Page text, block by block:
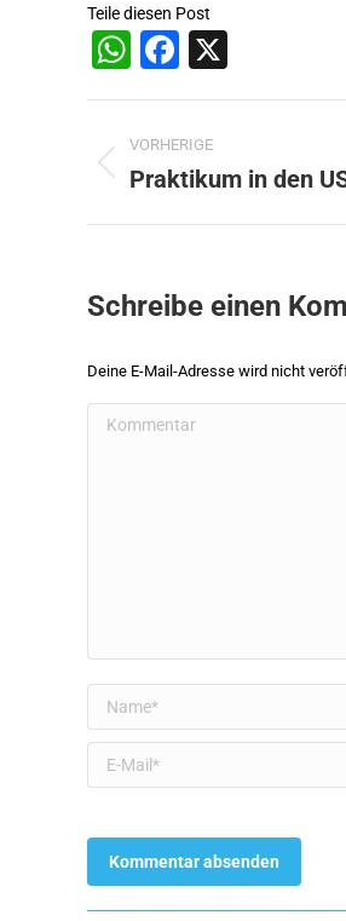
Teile diesen Post
WhatsApp
Facebook
VORHERIGE
Vorheriger
Praktikum in den
Schreibe einen
Deine E-Mail-Adresse wird nicht
Kommentar
Name *
E-Mail *